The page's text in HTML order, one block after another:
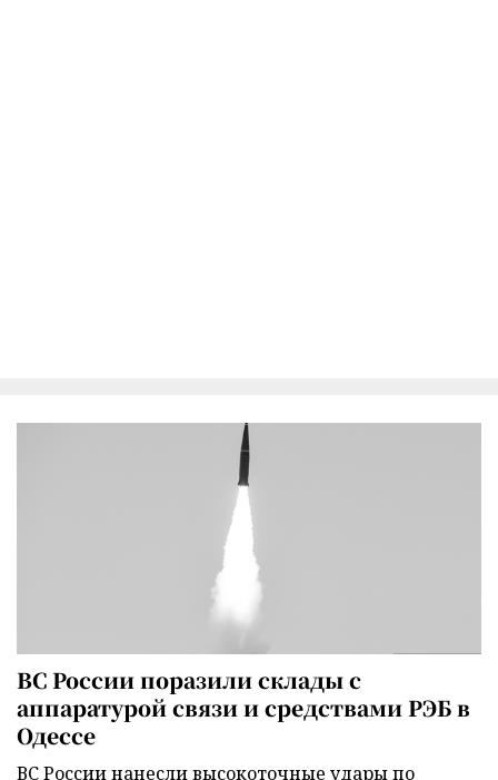
ВС России поразили склады с
аппаратурой связи и средствами РЭБ в
Одессе
ВС России нанесли высокоточные удары по